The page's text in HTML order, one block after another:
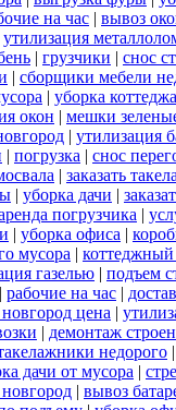
на час | вывоз
утилизация
| грузчики | снос
| сборщики мебели
| уборка
окон | мешки
| утилизация
| погрузка | снос
| заказать
| уборка дачи |
погрузчика |
| уборка офиса |
мусора | коттеджный
газелью | подъем
| рабочие на час |
цена |
| демонтаж
недорого |
дачи от мусора |
| вывоз